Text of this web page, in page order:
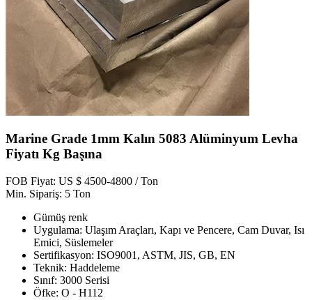
Marine Grade 1mm Kalın 5083 Alüminyum Levha
Fiyatı Kg Başına
FOB Fiyat: US $ 4500-4800 / Ton
Min. Sipariş: 5 Ton
Gümüş renk
Uygulama: Ulaşım Araçları, Kapı ve Pencere, Cam Duvar, Isı
Emici, Süslemeler
Sertifikasyon: ISO9001, ASTM, JIS, GB, EN
Teknik: Haddeleme
Sınıf: 3000 Serisi
Öfke: O - H112